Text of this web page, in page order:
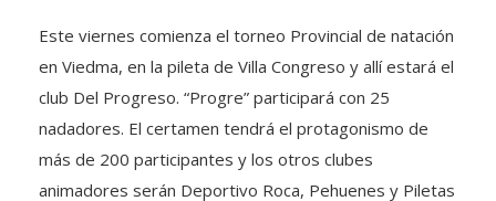
Este viernes comienza el torneo Provincial de natación
en Viedma, en la pileta de Villa Congreso y allí estará el
club Del Progreso. “Progre” participará con 25
nadadores. El certamen tendrá el protagonismo de
más de 200 participantes y los otros clubes
animadores serán Deportivo Roca, Pehuenes y Piletas